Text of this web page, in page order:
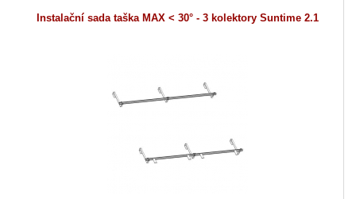
Instalační sada taška MAX < 30° - 3 kolektory Suntime 2.1